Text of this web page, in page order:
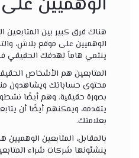
هناك فرق كبير بين المتابعين
الوهميين على موقع بلاش،
ينتمي هاماً لهدفك الحقيقي
المتابعين هم الأشخاص
محتوى حساباتك ويشاهدون
بصورة حقيقية. وهم أيضًا
يتقدمه، ويمكنهم أيضًا أن
بعلامتك.
بالمقابل، المتابعين الوهميين
ينشئونها شركات شراء